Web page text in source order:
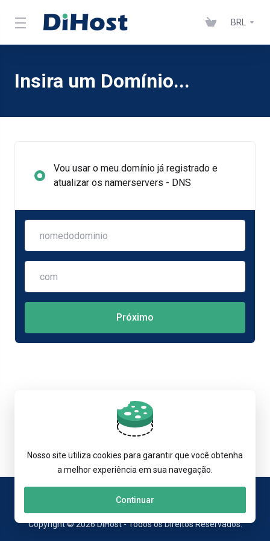
BRL
Insira um Domínio...
Vou usar o meu domínio já registrado e
atualizar os namerservers - DNS
Próximo
Copyright © 2026 DiHost - Todos os Direitos Reservados.
Nosso site utiliza cookies para garantir que você obtenha
a melhor experiência em sua navegação.
Continuar